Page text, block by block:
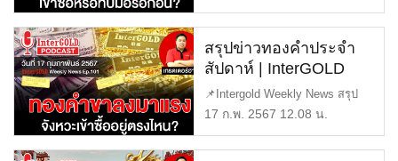
ทองคำราคา
สรุปข่าวทองคำประจำ
สัปดาห์ | InterGOLD
WEEKLY NEWS
EP.101 | ราคาทองวันนี้ |
ทองคำราคา
📌Intergold Weekly News สรุป
ข่าวทองคำ ประจำสัปดาห์ EP101
17 ก.พ. 2567 12.08 น.